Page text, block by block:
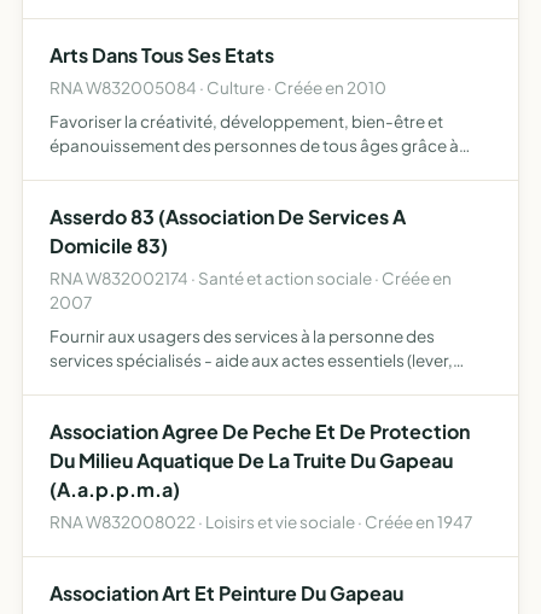
Arts Dans Tous Ses Etats
RNA W832005084 · Culture · Créée en 2010
Favoriser la créativité, développement, bien-être et
épanouissement des personnes de tous âges grâce à
et t…
Asserdo 83 (Association De Services A
Domicile 83)
RNA W832002174 · Santé et action sociale · Créée en
2007
Fournir aux usagers des services à la personne des
services spécialisés - aide aux actes essentiels (lever,
domici…
Association Agree De Peche Et De Protection
Du Milieu Aquatique De La Truite Du Gapeau
(A.a.p.p.m.a)
RNA W832008022 · Loisirs et vie sociale · Créée en 1947
Association Art Et Peinture Du Gapeau